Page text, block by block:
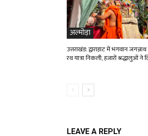
अल्मोड़ा
उत्तराखंड: द्वाराहाट में भगवान
रथ यात्रा निकली, हजारों श्रद्धालुओं ने
LEAVE A REPLY